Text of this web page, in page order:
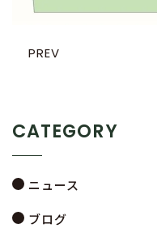
PREV
CATEGORY
ニュース
ブログ